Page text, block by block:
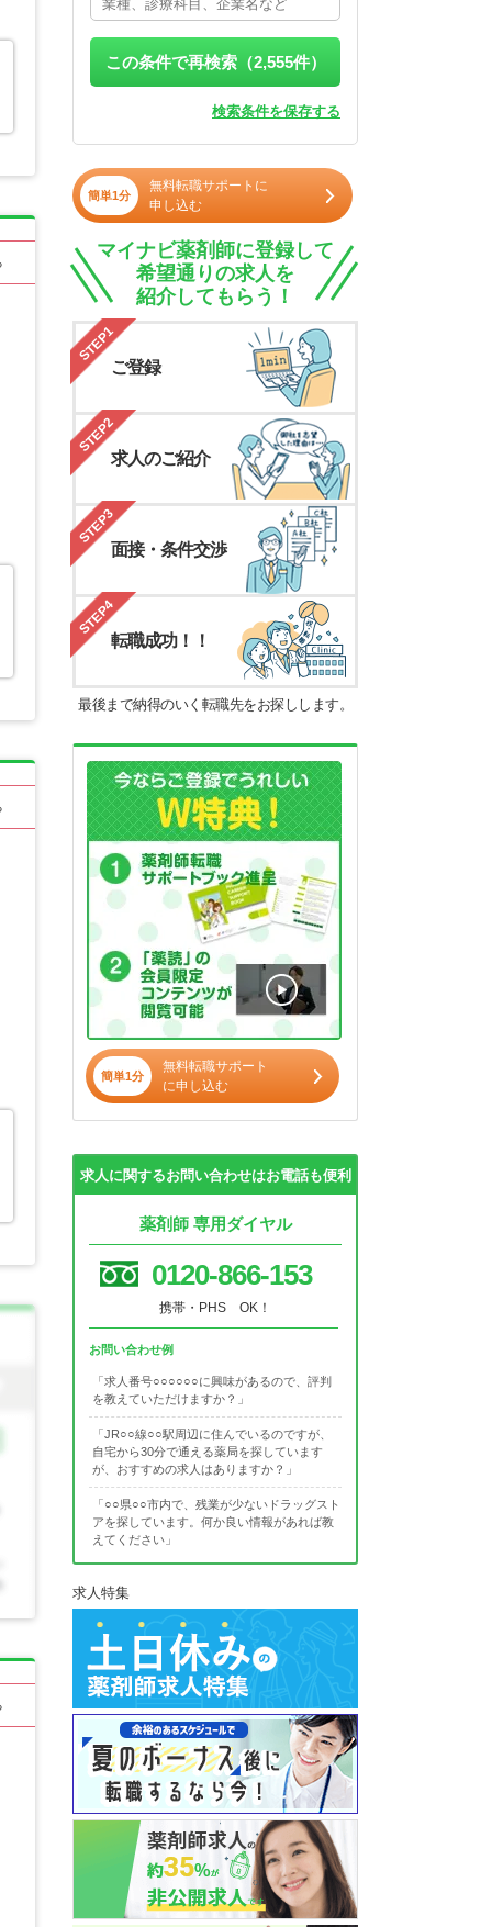
この条件で再検索（2,555件）
検索条件を保存する
簡単1分
無料転職サポートに
申し込む
マイナビ薬剤師に登録して
希望通りの求人を
紹介してもらう！
STEP1
ご登録
STEP2
求人のご紹介
STEP3
面接・条件交渉
STEP4
転職成功！！
最後まで納得のいく転職先をお探しします。
簡単1分
無料転職サポート
に申し込む
求人に関するお問い合わせはお電話も便利
薬剤師 専用ダイヤル
0120-866-153
携帯・PHS OK！
お問い合わせ例
「求人番号○○○○○○に興味があるので、評判
を教えていただけますか？」
「JR○○線○○駅周辺に住んでいるのですが、
自宅から30分で通える薬局を探しています
が、おすすめの求人はありますか？」
「○○県○○市内で、残業が少ないドラッグスト
アを探しています。何か良い情報があれば教
えてください」
求人特集